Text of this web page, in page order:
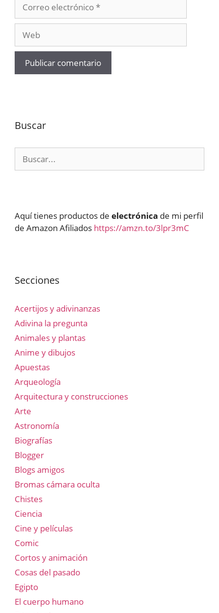
electrónico
Buscar
Aquí tienes productos de electrónica de mi perfil
de Amazon Afiliados https://amzn.to/3lpr3mC
Secciones
Acertijos y adivinanzas
Adivina la pregunta
Animales y plantas
Anime y dibujos
Apuestas
Arqueología
Arquitectura y construcciones
Arte
Astronomía
Biografías
Blogger
Blogs amigos
Bromas cámara oculta
Chistes
Ciencia
Cine y películas
Comic
Cortos y animación
Cosas del pasado
Egipto
El cuerpo humano